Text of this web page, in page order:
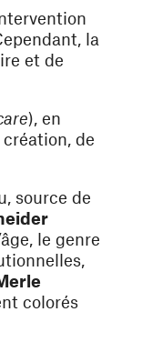
la
et de
), en
de
source de
le genre
colorés